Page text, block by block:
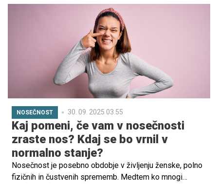
je povišan krvni tlak pri otrocih lahko resen zdravstveni
problem, ki zahteva pravočasno prepoznavanje in
ustrezno zdravljenje. V nasprotnem primeru lahko vodi do
resnih zapletov, ki vplivajo na srce, ledvice in celotno
NOSEČNOST 30. 09. 2025 03.55
Kaj pomeni, če vam v nosečnosti
zraste nos? Kdaj se bo vrnil v
normalno stanje?
Nosečnost je posebno obdobje v življenju ženske, polno
fizičnih in čustvenih sprememb. Medtem ko mnogi